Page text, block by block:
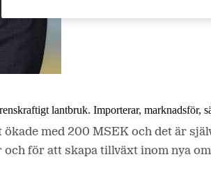
lantbruk. Importerar, marknadsför,
med 200 MSEK och det är
för att skapa tillväxt inom nya